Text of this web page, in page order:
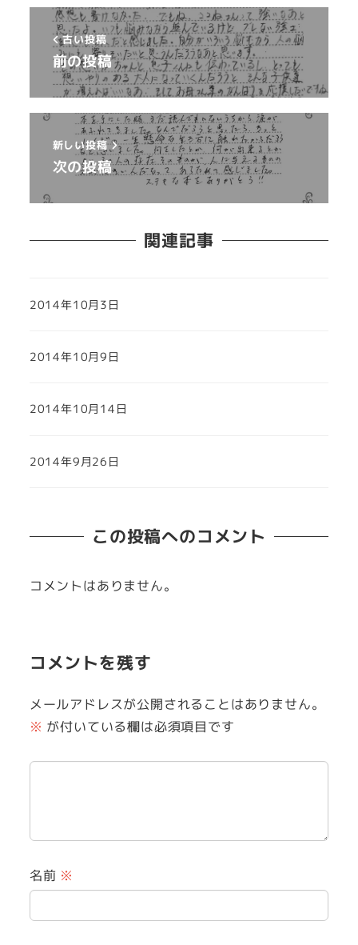
古い投稿
前の投稿
新しい投稿
次の投稿
関連記事
2014年10月3日
2014年10月9日
2014年10月14日
2014年9月26日
この投稿へのコメント
コメントはありません。
コメントを残す
メールアドレスが公開されることはありません。
※ が付いている欄は必須項目です
名前 ※